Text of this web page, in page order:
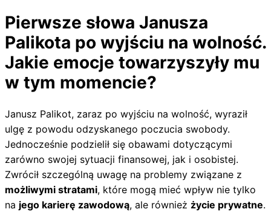
Pierwsze słowa Janusza
Palikota po wyjściu na wolność.
Jakie emocje towarzyszyły mu
w tym momencie?
Janusz Palikot, zaraz po wyjściu na wolność, wyraził
ulgę z powodu odzyskanego poczucia swobody.
Jednocześnie podzielił się obawami dotyczącymi
zarówno swojej sytuacji finansowej, jak i osobistej.
Zwrócił szczególną uwagę na problemy związane z
możliwymi stratami, które mogą mieć wpływ nie tylko
na jego karierę zawodową, ale również życie prywatne.